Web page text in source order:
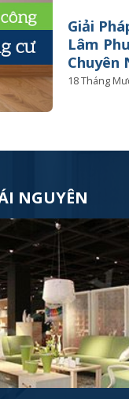
Giải
Lâm
Chuyên
18 Tháng
NGUYÊN